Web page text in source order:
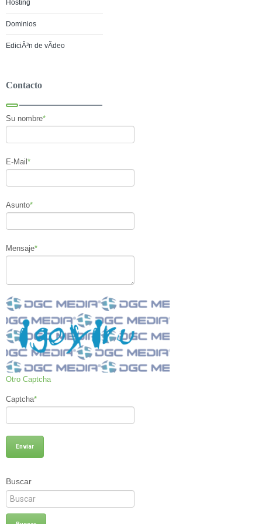
Hosting
Dominios
EdiciÃ³n de vÃ­deo
Contacto
Su nombre*
E-Mail *
Asunto*
Mensaje*
Otro Captcha
Captcha*
Buscar